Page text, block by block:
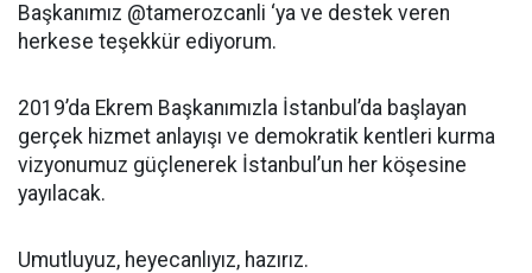
Başkanımız @tamerozcanli ‘ya ve destek veren
herkese teşekkür ediyorum.
2019’da Ekrem Başkanımızla İstanbul’da başlayan
gerçek hizmet anlayışı ve demokratik kentleri kurma
vizyonumuz güçlenerek İstanbul’un her köşesine
yayılacak.
Umutluyuz, heyecanlıyız, hazırız.